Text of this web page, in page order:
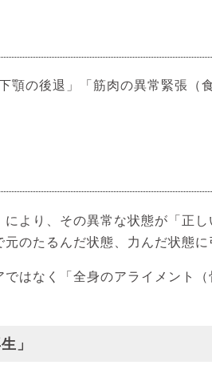
の後退」「筋肉の異常緊張
より、その異常な状態が「正
のたるんだ状態、力んだ状態に
はなく「全身のアライメント
」